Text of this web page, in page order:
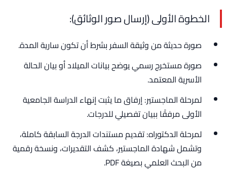
الخطوة الأولى (إرسال صور الوثائق):
صورة حديثة من وثيقة السفر بشرط أن تكون سارية المدة.
صورة مستخرج رسمي يوضح بيانات الميلاد أو بيان الحالة
الأسرية المعتمد.
لمرحلة الماجستير: إرفاق ما يثبت إنهاء الدراسة الجامعية
الأولى مرفقًا ببيان تفصيلي للدرجات.
لمرحلة الدكتوراه: تقديم مستندات الدرجة السابقة كاملة،
وتشمل شهادة الماجستير، كشف التقديرات، ونسخة رقمية
من البحث العلمي بصيغة PDF.